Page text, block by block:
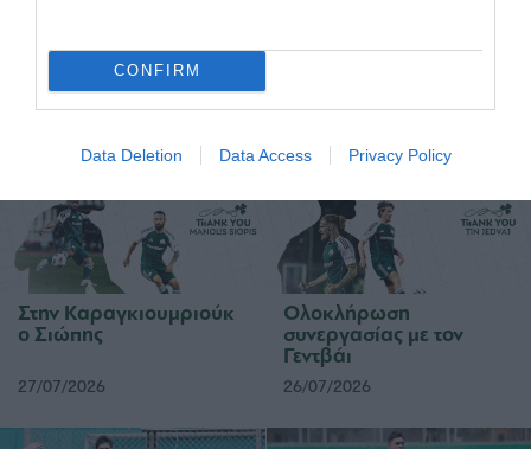
CONFIRM
Data Deletion Data Access Privacy Policy
Λιβάι Γκαρσία
05/08/2026
Κινγκς Κάνγκουα
31/07/2026
Στην Καραγκιουμριούκ
ο Σιώπης
27/07/2026
Ολοκλήρωση
συνεργασίας με τον
Γεντβάι
26/07/2026